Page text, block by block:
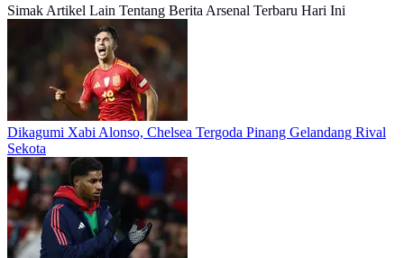
Simak Artikel Lain Tentang Berita Arsenal Terbaru Hari Ini
Dikagumi Xabi Alonso, Chelsea Tergoda Pinang Gelandang Rival
Sekota